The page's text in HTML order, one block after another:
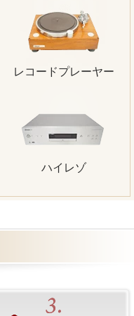
レコードプレーヤー
ハイレゾ